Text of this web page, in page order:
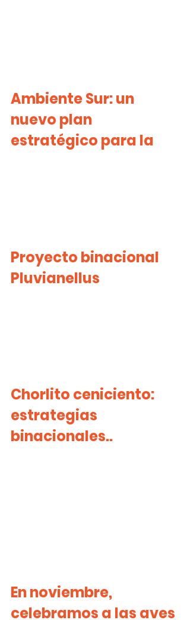
Ambiente Sur: un
nuevo plan
estratégico para la
Proyecto binacional
Pluvianellus
Chorlito ceniciento:
estrategias
binacionales..
En noviembre,
celebramos a las aves